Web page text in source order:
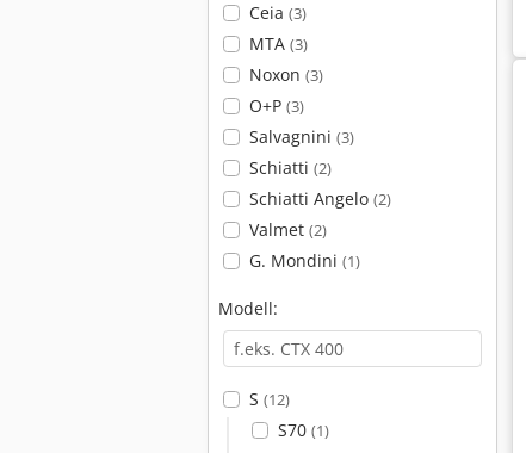
Ceia (3)
MTA (3)
Noxon (3)
O+P (3)
Salvagnini (3)
Schiatti (2)
Schiatti Angelo (2)
Valmet (2)
G. Mondini (1)
Modell:
S (12)
S70 (1)